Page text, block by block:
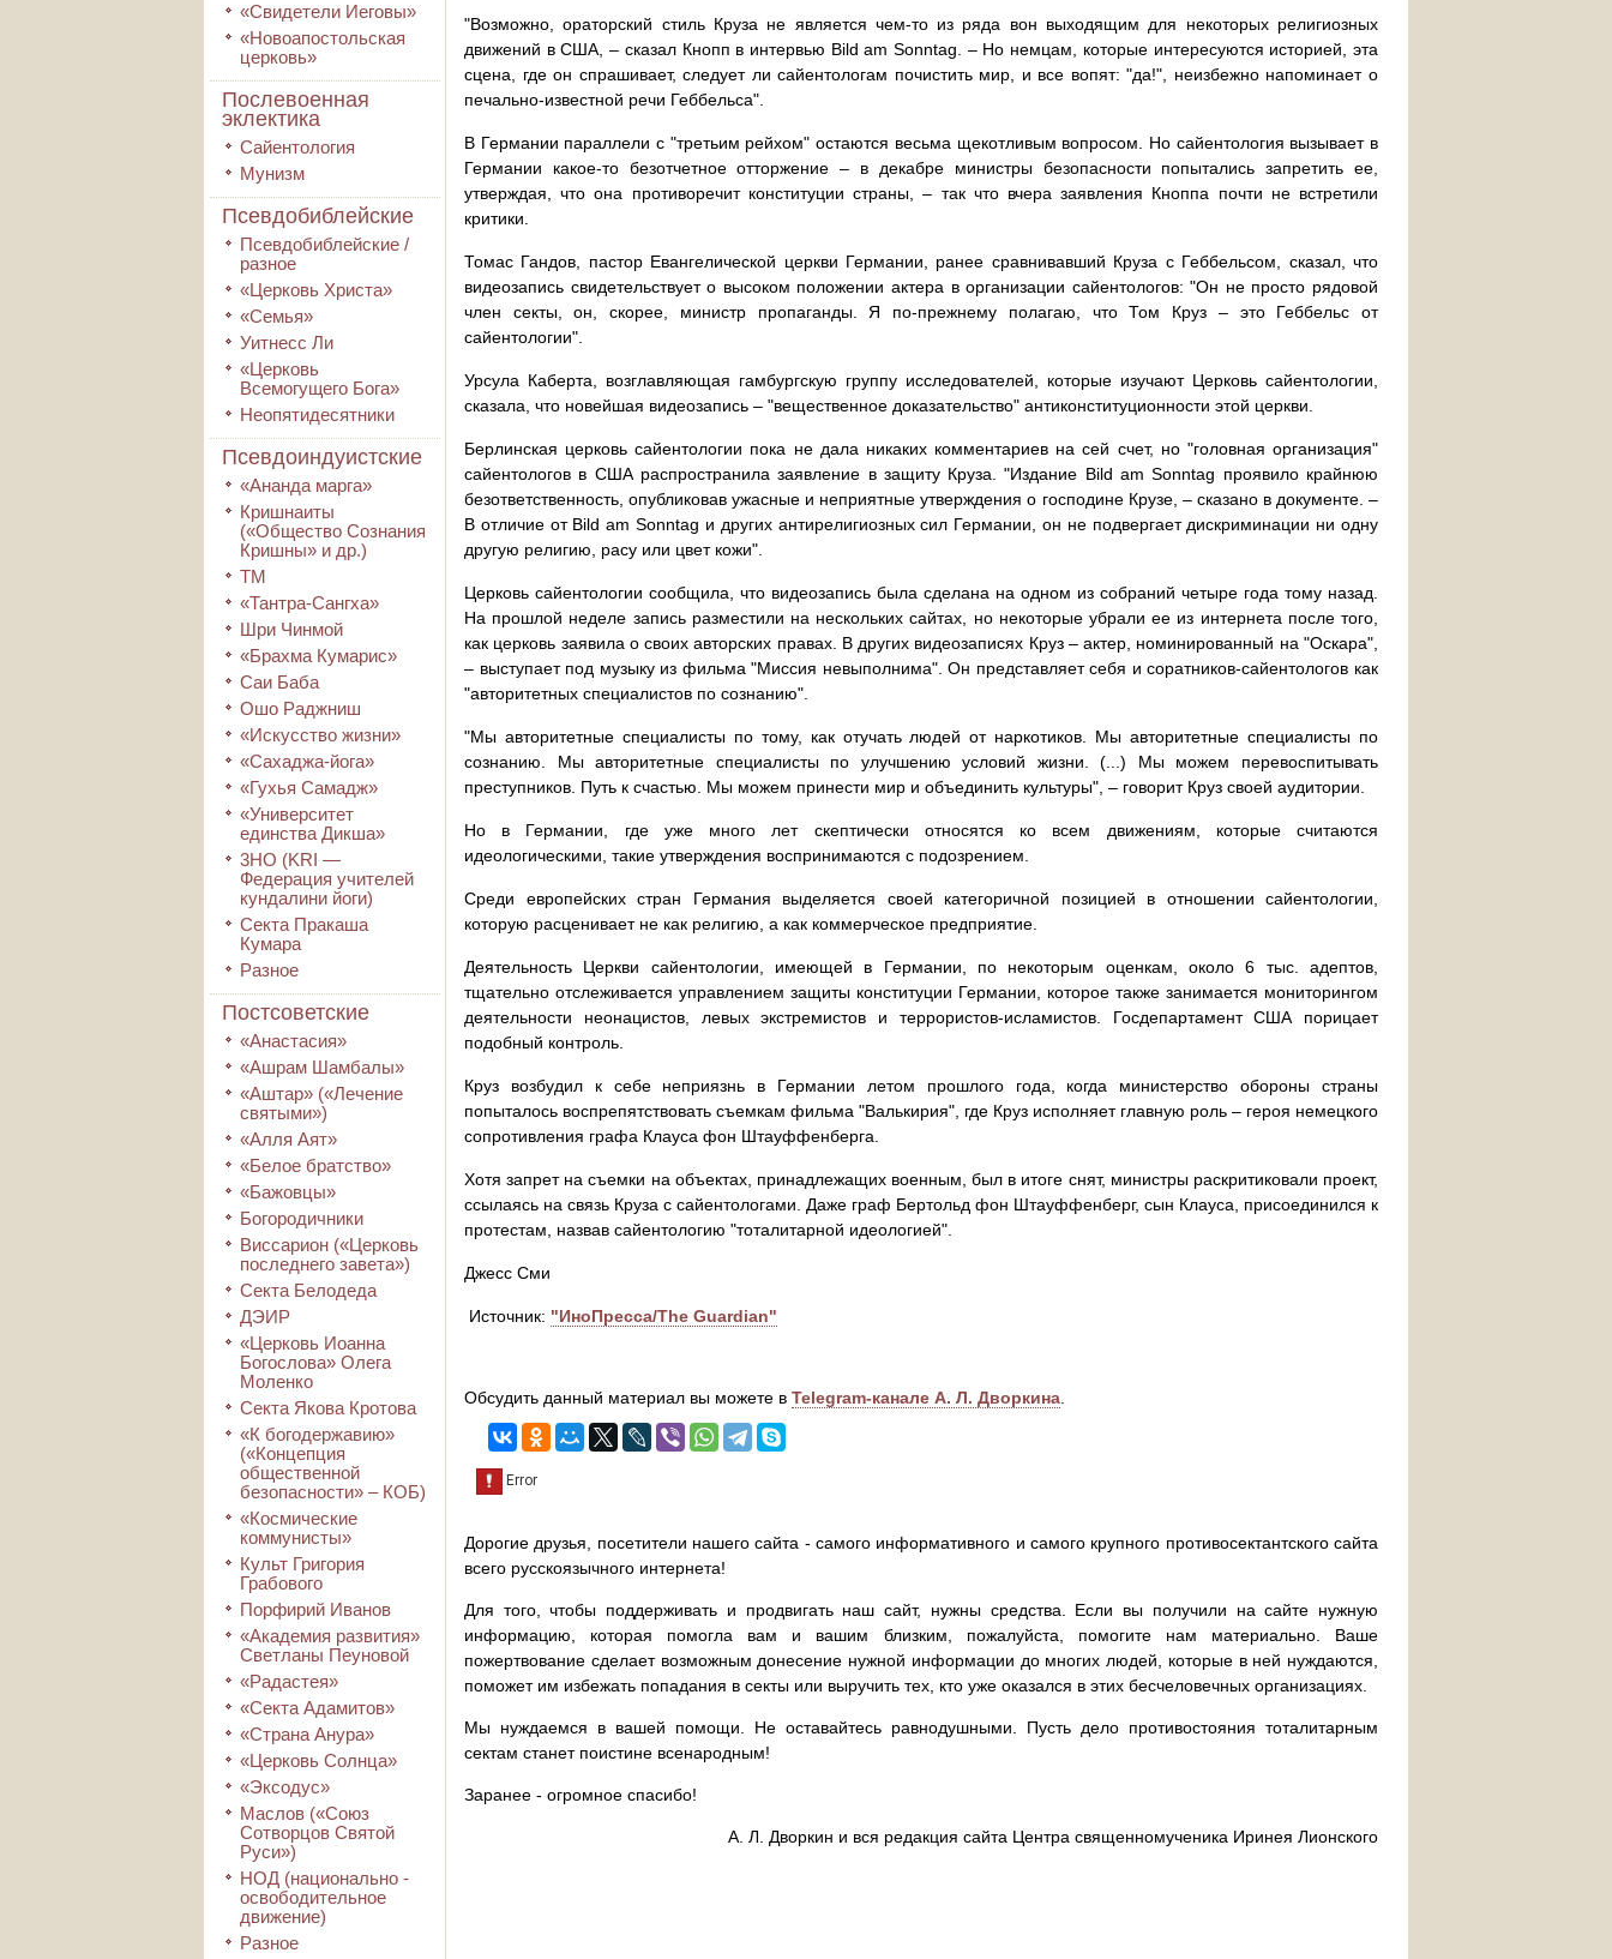
«Свидетели Иеговы»
«Новоапостольская
церковь»
Послевоенная
эклектика
Сайентология
Мунизм
Псевдобиблейские
Псевдобиблейские /
разное
«Церковь Христа»
«Семья»
Уитнесс Ли
«Церковь
Всемогущего Бога»
Неопятидесятники
Псевдоиндуистские
«Ананда марга»
Кришнаиты
(«Общество Сознания
Кришны» и др.)
ТМ
«Тантра-Сангха»
Шри Чинмой
«Брахма Кумарис»
Саи Баба
Ошо Раджниш
«Искусство жизни»
«Сахаджа-йога»
«Гухья Самадж»
«Университет
единства Дикша»
3HO (KRI ―
Федерация учителей
кундалини йоги)
Секта Пракаша
Кумара
Разное
Постсоветские
«Анастасия»
«Ашрам Шамбалы»
«Аштар» («Лечение
святыми»)
«Алля Аят»
«Белое братство»
«Бажовцы»
Богородичники
Виссарион («Церковь
последнего завета»)
Секта Белодеда
ДЭИР
«Церковь Иоанна
Богослова» Олега
Моленко
Секта Якова Кротова
«К богодержавию»
(«Концепция
общественной
безопасности» – КОБ)
«Космические
коммунисты»
Культ Григория
Грабового
Порфирий Иванов
«Академия развития»
Светланы Пеуновой
«Радастея»
«Секта Адамитов»
«Страна Анура»
«Церковь Солнца»
«Эксодус»
Маслов («Союз
Сотворцов Святой
Руси»)
НОД (национально -
освободительное
движение)
Разное
"Возможно, ораторский стиль Круза не является чем-то из ряда вон выходящим для некоторых религиозных
движений в США, – сказал Кнопп в интервью Bild am Sonntag. – Но немцам, которые интересуются историей, эта
сцена, где он спрашивает, следует ли сайентологам почистить мир, и все вопят: "да!", неизбежно напоминает о
печально-известной речи Геббельса".
В Германии параллели с "третьим рейхом" остаются весьма щекотливым вопросом. Но сайентология вызывает в
Германии какое-то безотчетное отторжение – в декабре министры безопасности попытались запретить ее,
утверждая, что она противоречит конституции страны, – так что вчера заявления Кноппа почти не встретили
критики.
Томас Гандов, пастор Евангелической церкви Германии, ранее сравнивавший Круза с Геббельсом, сказал, что
видеозапись свидетельствует о высоком положении актера в организации сайентологов: "Он не просто рядовой
член секты, он, скорее, министр пропаганды. Я по-прежнему полагаю, что Том Круз – это Геббельс от
сайентологии".
Урсула Каберта, возглавляющая гамбургскую группу исследователей, которые изучают Церковь сайентологии,
сказала, что новейшая видеозапись – "вещественное доказательство" антиконституционности этой церкви.
Берлинская церковь сайентологии пока не дала никаких комментариев на сей счет, но "головная организация"
сайентологов в США распространила заявление в защиту Круза. "Издание Bild am Sonntag проявило крайнюю
безответственность, опубликовав ужасные и неприятные утверждения о господине Крузе, – сказано в документе. –
В отличие от Bild am Sonntag и других антирелигиозных сил Германии, он не подвергает дискриминации ни одну
другую религию, расу или цвет кожи".
Церковь сайентологии сообщила, что видеозапись была сделана на одном из собраний четыре года тому назад.
На прошлой неделе запись разместили на нескольких сайтах, но некоторые убрали ее из интернета после того,
как церковь заявила о своих авторских правах. В других видеозаписях Круз – актер, номинированный на "Оскара",
– выступает под музыку из фильма "Миссия невыполнима". Он представляет себя и соратников-сайентологов как
"авторитетных специалистов по сознанию".
"Мы авторитетные специалисты по тому, как отучать людей от наркотиков. Мы авторитетные специалисты по
сознанию. Мы авторитетные специалисты по улучшению условий жизни. (...) Мы можем перевоспитывать
преступников. Путь к счастью. Мы можем принести мир и объединить культуры", – говорит Круз своей аудитории.
Но в Германии, где уже много лет скептически относятся ко всем движениям, которые считаются
идеологическими, такие утверждения воспринимаются с подозрением.
Среди европейских стран Германия выделяется своей категоричной позицией в отношении сайентологии,
которую расценивает не как религию, а как коммерческое предприятие.
Деятельность Церкви сайентологии, имеющей в Германии, по некоторым оценкам, около 6 тыс. адептов,
тщательно отслеживается управлением защиты конституции Германии, которое также занимается мониторингом
деятельности неонацистов, левых экстремистов и террористов-исламистов. Госдепартамент США порицает
подобный контроль.
Круз возбудил к себе неприязнь в Германии летом прошлого года, когда министерство обороны страны
попыталось воспрепятствовать съемкам фильма "Валькирия", где Круз исполняет главную роль – героя немецкого
сопротивления графа Клауса фон Штауффенберга.
Хотя запрет на съемки на объектах, принадлежащих военным, был в итоге снят, министры раскритиковали проект,
ссылаясь на связь Круза с сайентологами. Даже граф Бертольд фон Штауффенберг, сын Клауса, присоединился к
протестам, назвав сайентологию "тоталитарной идеологией".
Джесс Сми
Источник: "ИноПресса/The Guardian"
Обсудить данный материал вы можете в Telegram-канале А. Л. Дворкина
Дорогие друзья, посетители нашего сайта - самого информативного и самого крупного противосектантского сайта
всего русскоязычного интернета!
Для того, чтобы поддерживать и продвигать наш сайт, нужны средства. Если вы получили на сайте нужную
информацию, которая помогла вам и вашим близким, пожалуйста, помогите нам материально. Ваше
пожертвование сделает возможным донесение нужной информации до многих людей, которые в ней нуждаются,
поможет им избежать попадания в секты или выручить тех, кто уже оказался в этих бесчеловечных организациях.
Мы нуждаемся в вашей помощи. Не оставайтесь равнодушными. Пусть дело противостояния тоталитарным
сектам станет поистине всенародным!
Заранее - огромное спасибо!
А. Л. Дворкин и вся редакция сайта Центра священномученика Иринея Лионского